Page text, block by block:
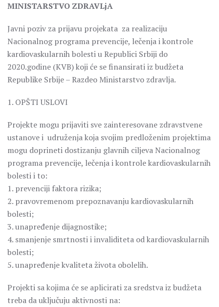
MINISTARSTVO ZDRAVLjA
Javni poziv za prijavu projekata za realizaciju
Nacionalnog programa prevencije, lečenja i kontrole
kardiovaskularnih bolesti u Republici Srbiji do
2020.godine (KVB) koji će se finansirati iz budžeta
Republike Srbije – Razdeo Ministarstvo zdravlja.
1. OPŠTI USLOVI
Projekte mogu prijaviti sve zainteresovane zdravstvene
ustanove i udruženja koja svojim predloženim projektima
mogu doprineti dostizanju glavnih ciljeva Nacionalnog
programa prevencije, lečenja i kontrole kardiovaskularnih
bolesti i to:
1. prevenciji faktora rizika;
2. pravovremenom prepoznavanju kardiovaskularnih
bolesti;
3. unapređenje dijagnostike;
4. smanjenje smrtnosti i invaliditeta od kardiovaskularnih
bolesti;
5. unapređenje kvaliteta života obolelih.
Projekti sa kojima će se aplicirati za sredstva iz budžeta
treba da uključuju aktivnosti na: